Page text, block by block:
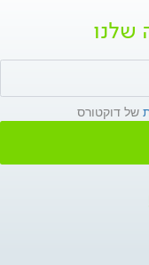
שלנו
של דוקטורס